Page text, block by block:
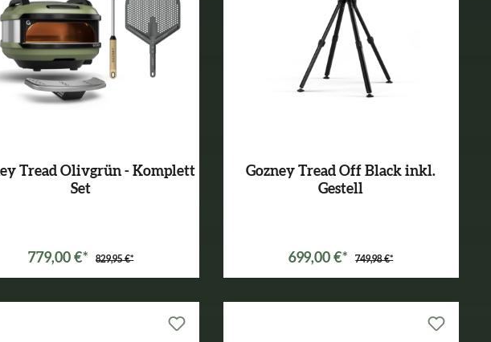
Tread Olivgrün - Komplett
Set
779,00 €* 829,95 €*
Gozney Tread Off Black inkl.
Gestell
699,00 €* 749,98 €*